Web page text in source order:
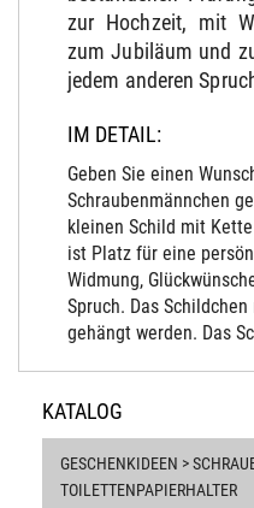
zur Hochzeit, mit
zum Jubiläum und
jedem anderen
IM DETAIL:
Geben Sie einen
Schraubenmännchen
kleinen Schild mit
ist Platz für eine
Widmung,
Spruch. Das
gehängt werden. Das
KATALOG
GESCHENKIDEEN >
TOILETTENPAPIERHALTER